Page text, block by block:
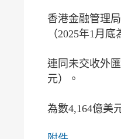
香港金融管理
（2025年1月
連同未交收外
元）。
為數4,164億美